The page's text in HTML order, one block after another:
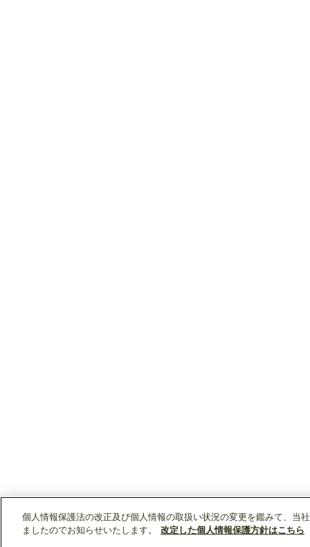
個人情報保護法の改正及び個人情報の取扱い状況の変更を鑑みて、当
ましたのでお知らせいたします。
改定した個人情報保護方針はこちら